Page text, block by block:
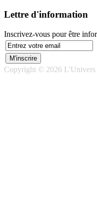
Lettre d'information
Inscrivez-vous pour être
Copyright © 2026 L'Univers